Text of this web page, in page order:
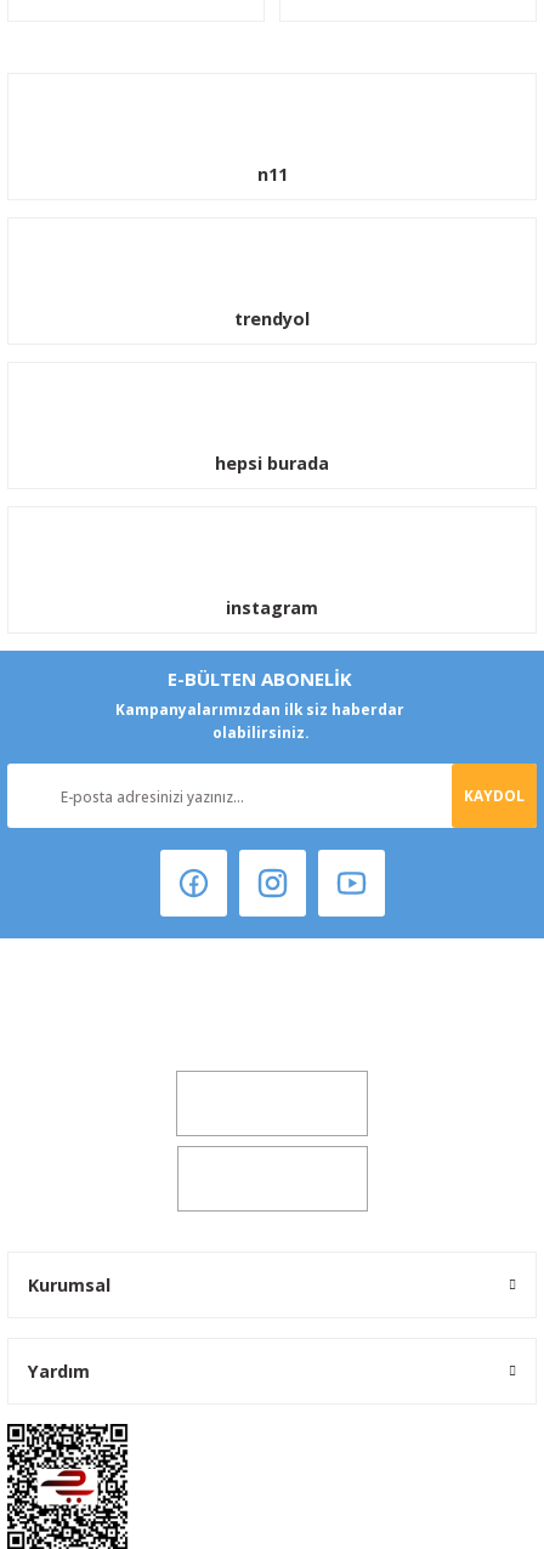
n11
trendyol
hepsi burada
instagram
E-BÜLTEN ABONELİK
Kampanyalarımızdan ilk siz haberdar
olabilirsiniz.
KAYDOL
Kurumsal
Yardım